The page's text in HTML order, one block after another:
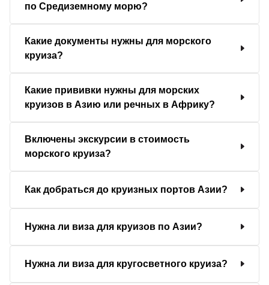
по Средиземному морю?
Какие документы нужны для морского
круиза?
Какие прививки нужны для морских
круизов в Азию или речных в Африку?
Включены экскурсии в стоимость
морского круиза?
Как добраться до круизных портов Азии?
Нужна ли виза для круизов по Азии?
Нужна ли виза для кругосветного круиза?